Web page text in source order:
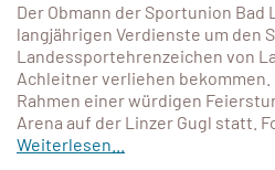
Der Obmann der Sportunion
langjährigen Verdienste um den
Landessportehrenzeichen von
Achleitner verliehen bekommen.
Rahmen einer würdigen
Arena auf der Linzer Gugl statt.
Weiterlesen...